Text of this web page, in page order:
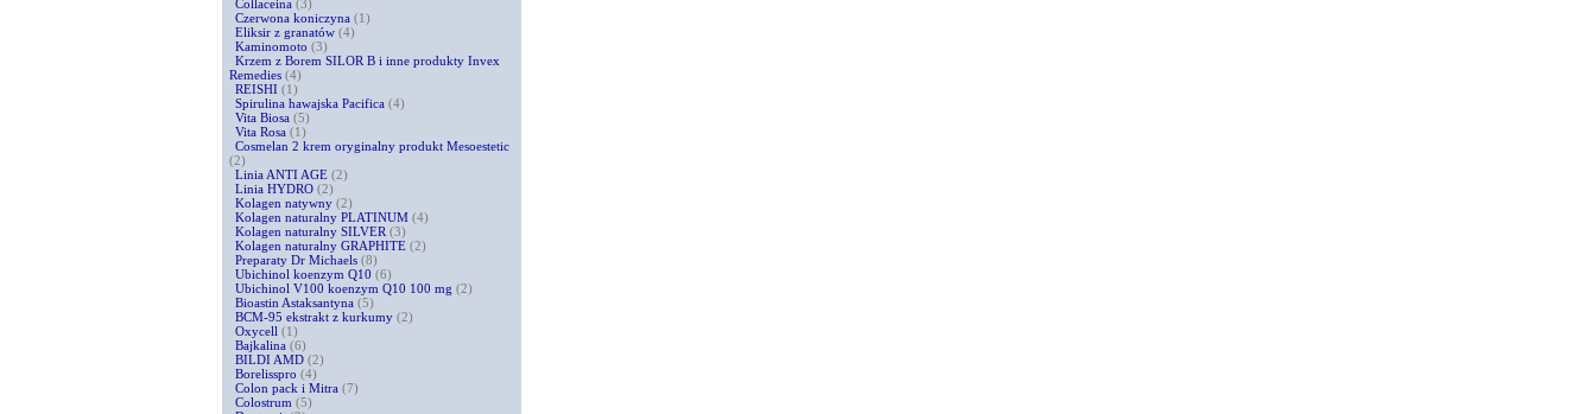
Collaceina (3)
Czerwona koniczyna (1)
Eliksir z granatów (4)
Kaminomoto (3)
Krzem z Borem SILOR B i inne produkty Invex
Remedies (4)
REISHI (1)
Spirulina hawajska Pacifica (4)
Vita Biosa (5)
Vita Rosa (1)
Cosmelan 2 krem oryginalny produkt Mesoestetic
(2)
Linia ANTI AGE (2)
Linia HYDRO (2)
Kolagen natywny (2)
Kolagen naturalny PLATINUM (4)
Kolagen naturalny SILVER (3)
Kolagen naturalny GRAPHITE (2)
Preparaty Dr Michaels (8)
Ubichinol koenzym Q10 (6)
Ubichinol V100 koenzym Q10 100 mg (2)
Bioastin Astaksantyna (5)
BCM-95 ekstrakt z kurkumy (2)
Oxycell (1)
Bajkalina (6)
BILDI AMD (2)
Borelisspro (4)
Colon pack i Mitra (7)
Colostrum (5)